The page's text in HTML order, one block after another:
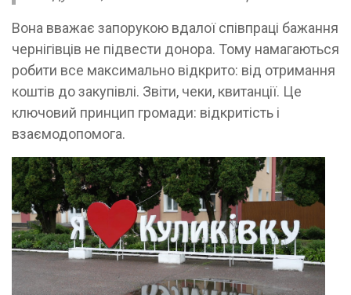
Вона вважає запорукою вдалої співпраці бажання
чернігівців не підвести донора. Тому намагаються
робити все максимально відкрито: від отримання
коштів до закупівлі. Звіти, чеки, квитанції. Це
ключовий принцип громади: відкритість і
взаємодопомога.